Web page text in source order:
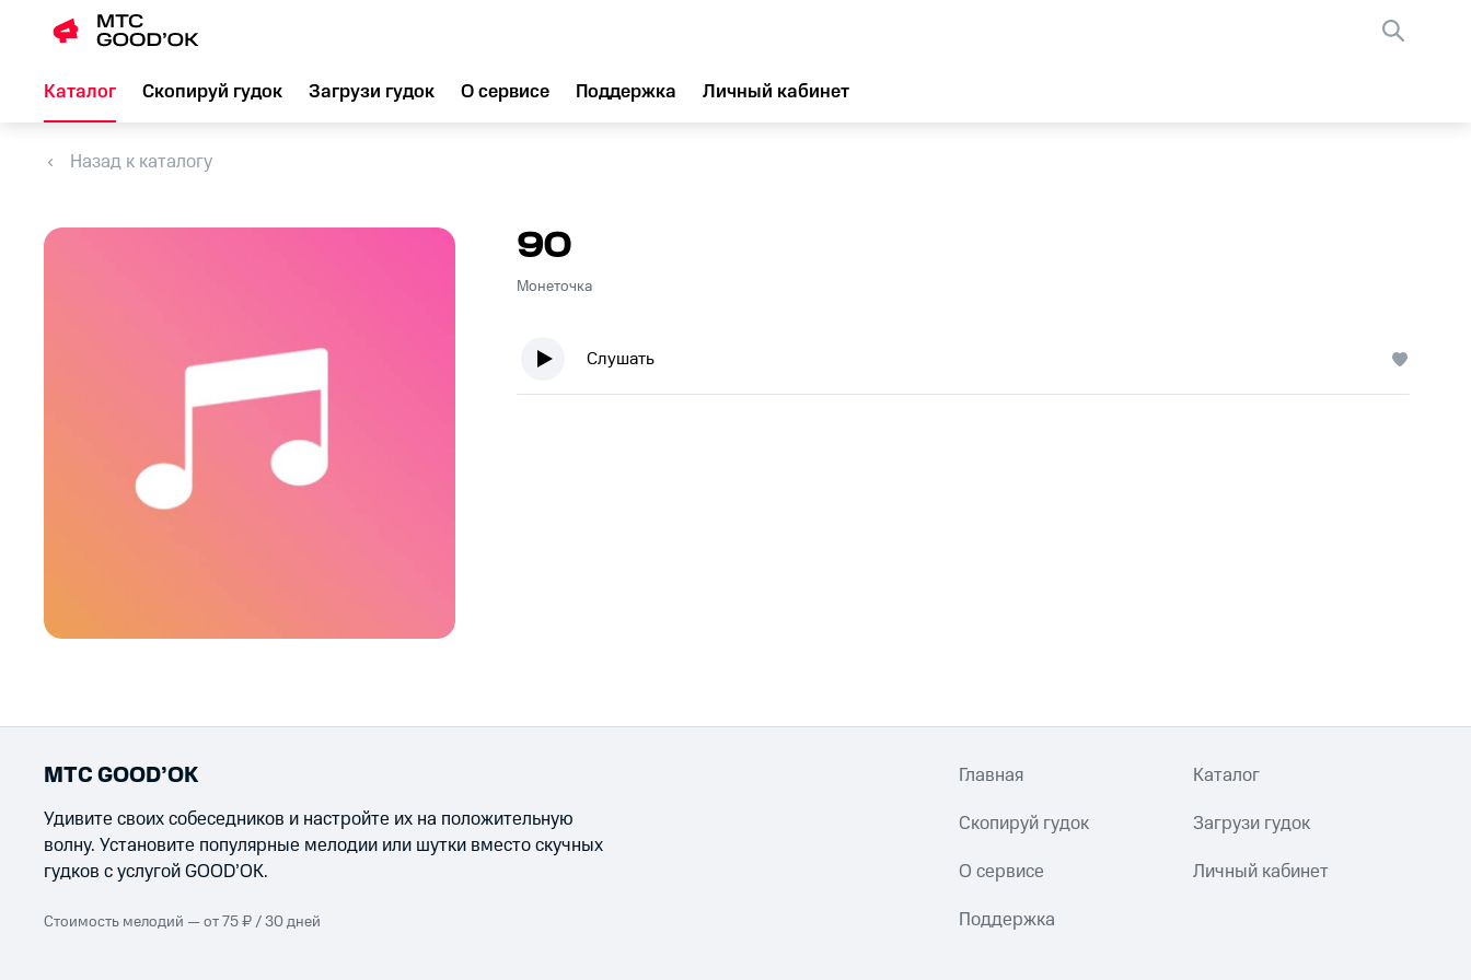
Каталог Скопируй гудок Загрузи гудок О сервисе Поддержка Личный кабинет
Назад к каталогу
90
Монеточка
Слушать
МТС GOOD’OK
Удивите своих собеседников и настройте их на положительную
волну. Установите популярные мелодии или шутки вместо скучных
гудков с услугой GOOD’OK.
Стоимость мелодий — от 75 ₽ / 30 дней
Главная Каталог
Скопируй гудок Загрузи гудок
О сервисе Личный кабинет
Поддержка